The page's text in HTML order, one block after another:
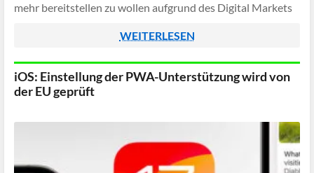
mehr bereitstellen zu wollen aufgrund des Digital Markets
WEITERLESEN
iOS: Einstellung der PWA-Unterstützung wird von
der EU geprüft